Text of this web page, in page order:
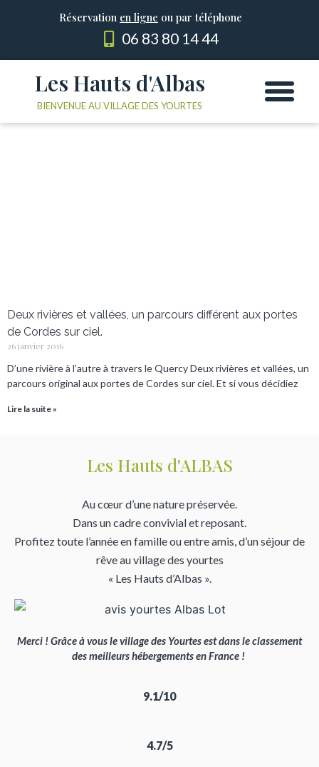
Réservation en ligne ou par téléphone
06 83 80 14 44
Les Hauts d'Albas
BIENVENUE AU VILLAGE DES YOURTES
Deux rivières et vallées, un parcours différent aux portes
de Cordes sur ciel.
26 janvier 2016
D’une rivière à l’autre à travers le Quercy Deux rivières et vallées, un
parcours original aux portes de Cordes sur ciel. Et si vous décidiez
Lire la suite »
Les Hauts d'ALBAS
Au cœur d’une nature préservée.
Dans un cadre convivial et reposant.
Profitez toute l’année en famille ou entre amis, d’un séjour de
rêve au village des yourtes
« Les Hauts d’Albas ».
Merci ! Grâce à vous le village des Yourtes est dans le classement
des meilleurs hébergements en France !
9.1/10
4.7/5